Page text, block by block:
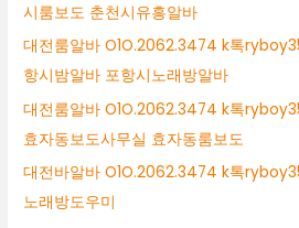
시룸보도 춘천시유흥알바
대전룸알바 O1O.2062.3474 k톡
항시밤알바 포항시노래방알바
대전룸알바 O1O.2062.3474 k톡
효자동보도사무실 효자동룸보도
대전바알바 O1O.2062.3474 k톡
노래방도우미